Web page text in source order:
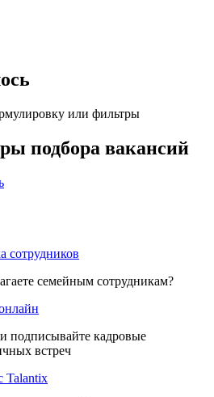
или фильтры
подбора вакансий
сотрудников
семейным сотрудникам?
подписывайте кадровые
встреч
Talantix